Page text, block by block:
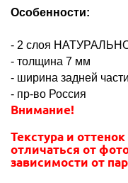
?
target="_blank"
style="border:
0px;
vertical-
align:
margin:
0px;
Особенности:
- 2 слоя
- толщина 7 мм
- ширина задней
- пр-во Россия
Внимание!
Текстура и
отличаться от
зависимости от